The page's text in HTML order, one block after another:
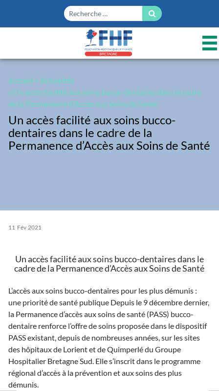
Accueil » Actualités
» Un accès facilité aux soins bucco-dentaires dans le cadre
de la Permanence d’Accès aux Soins de Santé
Un accès facilité aux soins bucco-
dentaires dans le cadre de la
Permanence d’Accès aux Soins de Santé
11 Fév 2021
Un accès facilité aux soins bucco-dentaires dans le
cadre de la Permanence d’Accès aux Soins de Santé
L’accès aux soins bucco-dentaires pour les plus démunis :
une priorité de santé publique Depuis le 9 décembre dernier,
la Permanence d’accès aux soins de santé (PASS) bucco-
dentaire renforce l’offre de soins proposée dans le dispositif
PASS existant, depuis de nombreuses années, sur les sites
des hôpitaux de Lorient et de Quimperlé du Groupe
Hospitalier Bretagne Sud. Elle s’inscrit dans le programme
régional d’accès à la prévention et aux soins des plus
démunis.
Panneau de gestion des cookies